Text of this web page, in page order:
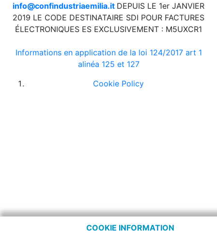
info@confindustriaemilia.it DEPUIS LE 1er JANVIER
2019 LE CODE DESTINATAIRE SDI POUR FACTURES
ÉLECTRONIQUES ES EXCLUSIVEMENT : M5UXCR1
Informations en application de la loi 124/2017 art 1
alinéa 125 et 127
Cookie Policy
COOKIE INFORMATION